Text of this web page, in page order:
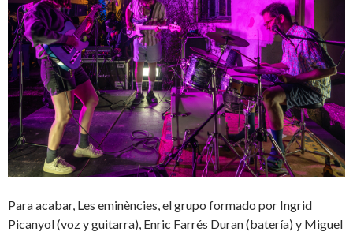
Para acabar, Les eminències, el grupo formado por Ingrid
Picanyol (voz y guitarra), Enric Farrés Duran (batería) y Miguel